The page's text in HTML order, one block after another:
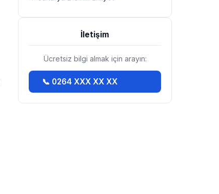
İletişim
Ücretsiz bilgi almak için arayın:
📞 0264 XXX XX XX